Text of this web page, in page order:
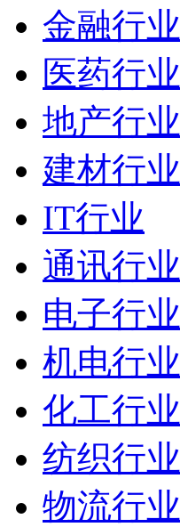
金融行业
医药行业
地产行业
建材行业
IT行业
通讯行业
电子行业
机电行业
化工行业
纺织行业
物流行业